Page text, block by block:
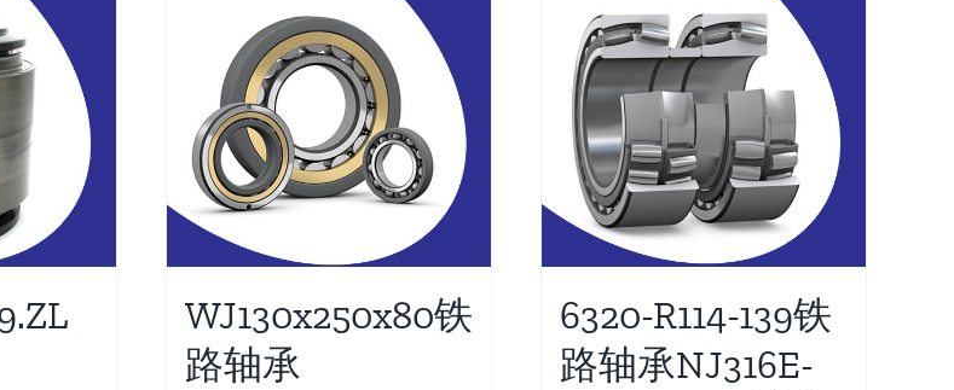
WJ130x250x80铁
路轴承
6320-R114-139铁
路轴承NJ316E-